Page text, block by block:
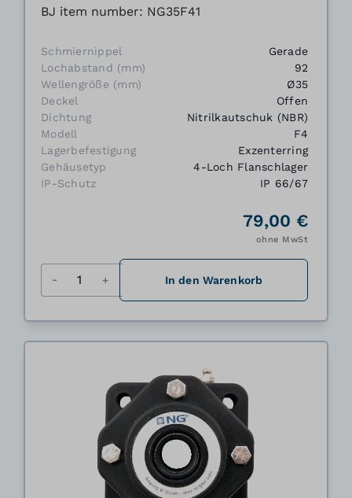
BJ item number: NG35F41
Schmiernippel
Gerade
Lochabstand (mm)
92
Wellengröße (mm)
Ø35
Deckel
Offen
Dichtung
Nitrilkautschuk (NBR)
Modell
F4
Lagerbefestigung
Exzenterring
Gehäusetyp
4-Loch Flanschlager
IP-Schutz
IP 66/67
79,00 €
ohne MwSt
In den Warenkorb